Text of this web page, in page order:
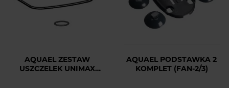
AQUAEL ZESTAW
USZCZELEK UNIMAX
AQUAEL PODSTAWKA 2
KOMPLET (FAN-2/3)